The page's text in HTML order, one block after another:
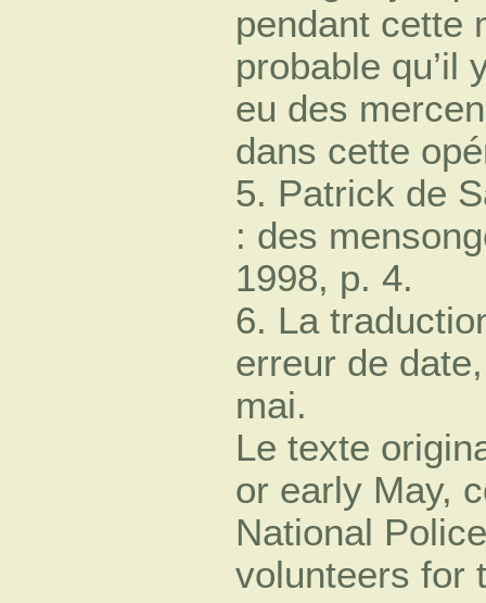
pendant cette
probable qu’il
eu des
dans cette
5. Patrick de
: des
1998, p. 4.
6. La
erreur de
mai.
Le texte
or early May,
National
volunteers for